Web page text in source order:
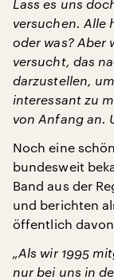
Lass es uns
versuchen. Alle
oder was? Aber
versucht, das
darzustellen,
interessant zu
von Anfang an.
Noch eine
bundesweit
Band aus der
und berichten
öffentlich
„Als wir 1995
nur bei uns in